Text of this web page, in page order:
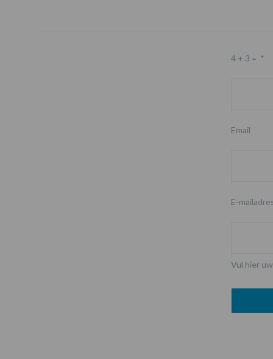
4 + 3 = *
Email
E-
Vul hier